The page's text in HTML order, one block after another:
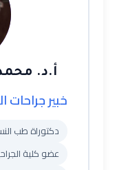
أ.د.
خبير جراحات
دكتوراة طب
عضو كلية